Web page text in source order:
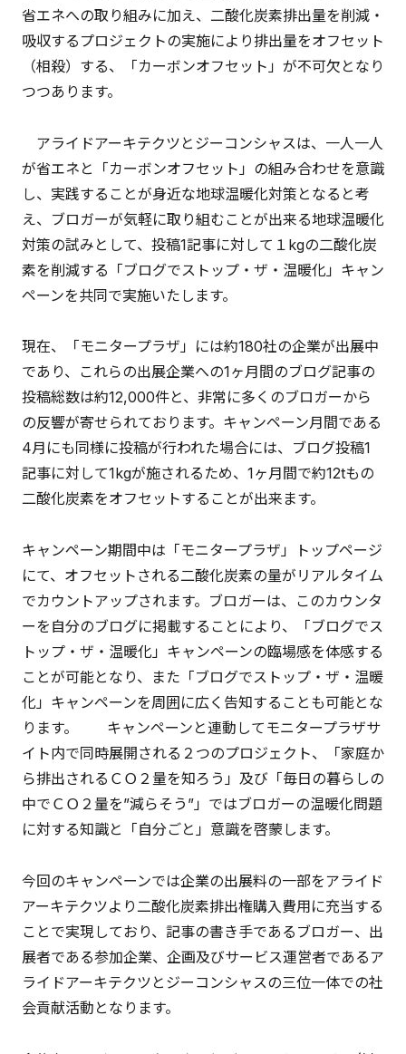
省エネへの取り組みに加え、二酸化炭素排出量を削減・
吸収するプロジェクトの実施により排出量をオフセット
（相殺）する、「カーボンオフセット」が不可欠となり
つつあります。
アライドアーキテクツとジーコンシャスは、一人一人
が省エネと「カーボンオフセット」の組み合わせを意識
し、実践することが身近な地球温暖化対策となると考
え、ブロガーが気軽に取り組むことが出来る地球温暖化
対策の試みとして、投稿1記事に対して１kgの二酸化炭
素を削減する「ブログでストップ・ザ・温暖化」キャン
ペーンを共同で実施いたします。
現在、「モニタープラザ」には約180社の企業が出展中
であり、これらの出展企業への1ヶ月間のブログ記事の
投稿総数は約12,000件と、非常に多くのブロガーから
の反響が寄せられております。キャンペーン月間である
4月にも同様に投稿が行われた場合には、ブログ投稿1
記事に対して1kgが施されるため、1ヶ月間で約12tもの
二酸化炭素をオフセットすることが出来ます。
キャンペーン期間中は「モニタープラザ」トップページ
にて、オフセットされる二酸化炭素の量がリアルタイム
でカウントアップされます。ブロガーは、このカウンタ
ーを自分のブログに掲載することにより、「ブログでス
トップ・ザ・温暖化」キャンペーンの臨場感を体感する
ことが可能となり、また「ブログでストップ・ザ・温暖
化」キャンペーンを周囲に広く告知することも可能とな
ります。 キャンペーンと連動してモニタープラザサ
イト内で同時展開される２つのプロジェクト、「家庭か
ら排出されるＣＯ２量を知ろう」及び「毎日の暮らしの
中でＣＯ２量を”減らそう”」ではブロガーの温暖化問題
に対する知識と「自分ごと」意識を啓蒙します。
今回のキャンペーンでは企業の出展料の一部をアライド
アーキテクツより二酸化炭素排出権購入費用に充当する
ことで実現しており、記事の書き手であるブロガー、出
展者である参加企業、企画及びサービス運営者であるア
ライドアーキテクツとジーコンシャスの三位一体での社
会貢献活動となります。